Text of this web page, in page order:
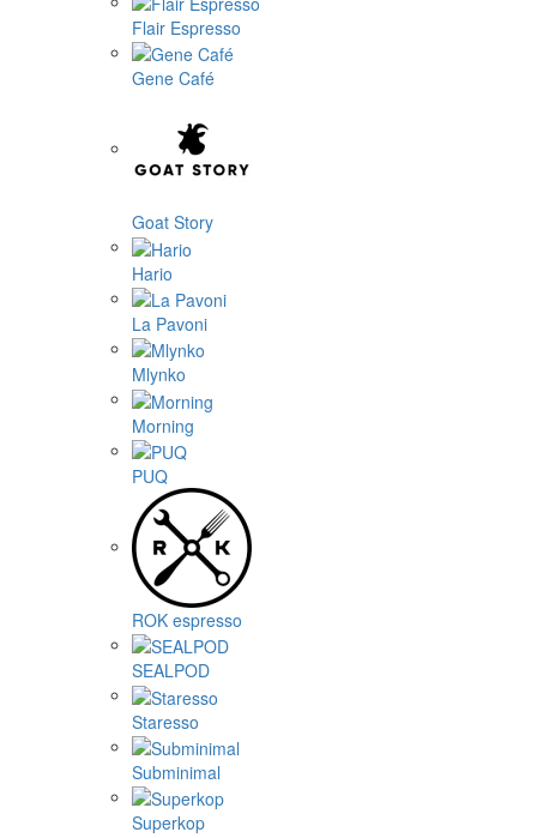
Flair Espresso
Gene Café
Goat Story
Hario
La Pavoni
Mlynko
Morning
PUQ
ROK espresso
SEALPOD
Staresso
Subminimal
Superkop